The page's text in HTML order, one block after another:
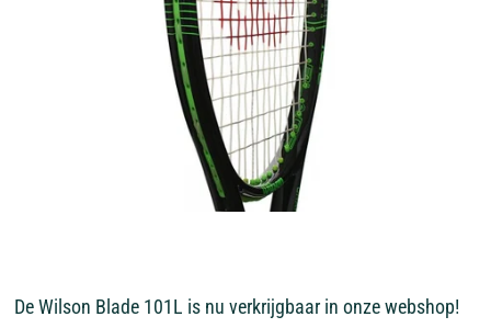
De Wilson Blade 101L is nu verkrijgbaar in onze webshop!